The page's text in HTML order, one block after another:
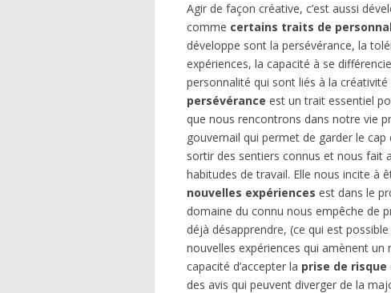
Agir de façon créative, c’est aussi
comme certains traits de
développe sont la persévérance, la
expériences, la capacité à se
personnalité qui sont liés à la
persévérance est un trait essentiel
que nous rencontrons dans notre vie
gouvernail qui permet de garder le cap
sortir des sentiers connus et nous fait
habitudes de travail. Elle nous incite à
nouvelles expériences est dans le
domaine du connu nous empêche de
déjà désapprendre, (ce qui est
nouvelles expériences qui amènent
capacité d’accepter la prise de risque
des avis qui peuvent diverger de la